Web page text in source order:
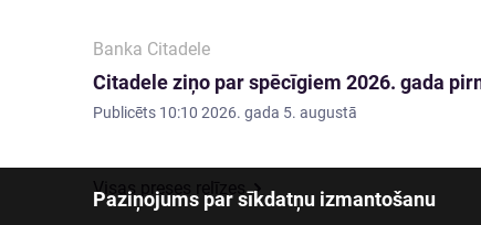
Paziņojums par sīkdatņu izmantošanu
Banka Citadele
Citadele ziņo par spēcīgiem 2026. gada
Publicēts 10:10 2026. gada 5. augustā
Visas preses relīzes